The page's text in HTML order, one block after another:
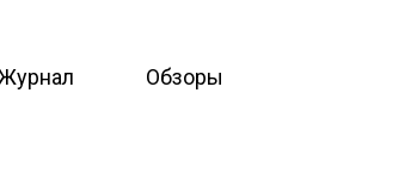
Обзоры